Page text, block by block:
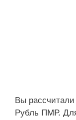
Вы
Рубль ПМР.